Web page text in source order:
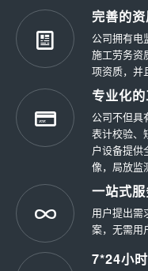
完善的
公司拥有电
施工劳务资
项资质，并
专业化
公司不但具
表计校验、
户设备提供
像，局放监
一站式
用户提出需
案，无需用
7*24小